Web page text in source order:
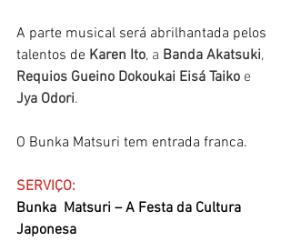
A parte musical será abrilhantada pelos
talentos de Karen Ito, a Banda Akatsuki,
Requios Gueino Dokoukai Eisá Taiko e
Jya Odori.
O Bunka Matsuri tem entrada franca.
SERVIÇO:
Bunka  Matsuri – A Festa da Cultura
Japonesa